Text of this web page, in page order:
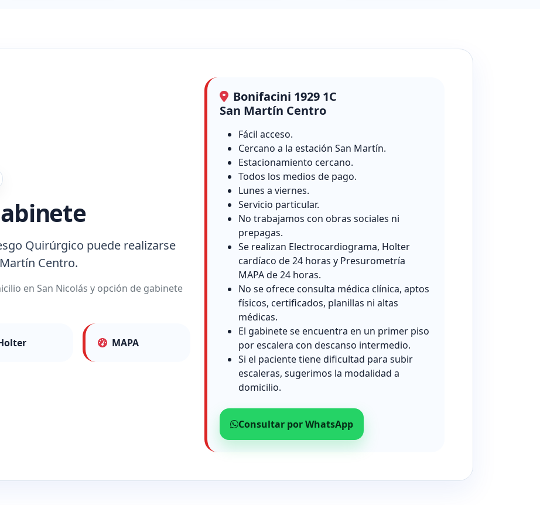
Quirúrgico puede realizarse
Centro.
en San Nicolás y opción de gabinete
MAPA
Bonifacini 1929 1C
San Martín Centro
Fácil acceso.
Cercano a la estación San Martín.
Estacionamiento cercano.
Todos los medios de pago.
Lunes a viernes.
Servicio particular.
No trabajamos con obras sociales ni
prepagas.
Se realizan Electrocardiograma, Holter
cardíaco de 24 horas y Presurometría
MAPA de 24 horas.
No se ofrece consulta médica clínica, aptos
físicos, certificados, planillas ni altas
médicas.
El gabinete se encuentra en un primer piso
por escalera con descanso intermedio.
Si el paciente tiene dificultad para subir
escaleras, sugerimos la modalidad a
domicilio.
Consultar por WhatsApp